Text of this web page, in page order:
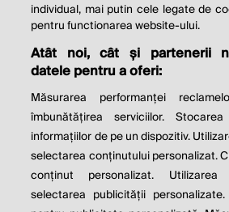
© 2026 Profit.ro. Toate
Dezvoltat de
Contact Publicitate
Politica de cookie
confidențialitate
individual, mai putin cele legate de
pentru functionarea website-ului.
Atât noi, cât și partenerii
datele pentru a oferi:
Măsurarea performanței
îmbunătățirea serviciilor.
informațiilor de pe un dispozitiv.
selectarea conținutului personalizat.
conținut personalizat.
selectarea publicității